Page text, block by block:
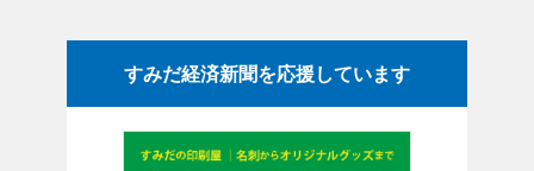
すみだ経済新聞を応援しています